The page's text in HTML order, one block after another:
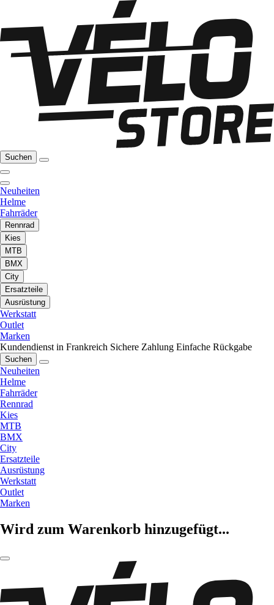
Suchen
Neuheiten
Helme
Fahrräder
Rennrad
Kies
MTB
BMX
City
Ersatzteile
Ausrüstung
Werkstatt
Outlet
Marken
Kundendienst in Frankreich Sichere Zahlung Einfache Rückgabe
Suchen
Neuheiten
Helme
Fahrräder
Rennrad
Kies
MTB
BMX
City
Ersatzteile
Ausrüstung
Werkstatt
Outlet
Marken
Wird zum Warenkorb hinzugefügt...